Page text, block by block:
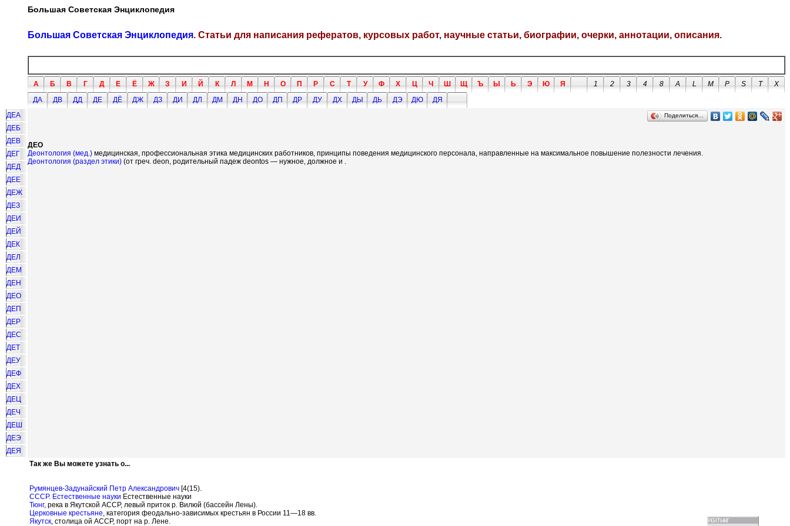
Большая Советская Энциклопедия
Большая Советская Энциклопедия. Статьи для написания рефератов, курсовых работ, научные статьи, биографии, очерки, аннотации, описания.
А Б В Г Д Е Ё Ж З И Й К Л М Н О П Р С Т У Ф Х Ц Ч Ш Щ Ъ Ы Ь Э Ю Я 1 2 3 4 8 A L M P S T
X
ДА
ДВ ДД ДЕ ДЁ ДЖ ДЗ ДИ ДЛ ДМ ДН ДО ДП ДР ДУ ДХ ДЫ ДЬ ДЭ ДЮ
ДЯ
ДЕА
ДЕБ
ДЕВ
ДЕГ
ДЕД
ДЕЕ
ДЕЖ
ДЕЗ
ДЕИ
ДЕЙ
ДЕК
ДЕЛ
ДЕМ
ДЕН
ДЕО
ДЕП
ДЕР
ДЕС
ДЕТ
ДЕУ
ДЕФ
ДЕХ
ДЕЦ
ДЕЧ
ДЕШ
ДЕЭ
ДЕЯ
Поделиться…
ДЕО
Деонтология (мед.) медицинская, профессиональная этика медицинских работников, принципы поведения медицинского персонала, направленные на максимальное повышение полезности лечения.
Деонтология (раздел этики) (от греч. deon, родительный падеж deontos — нужное, должное и .
Так же Вы можете узнать о...
Румянцев-Задунайский Петр Александрович [4(15).
СССР. Естественные науки Естественные науки
Тюнг, река в Якутской АССР, левый приток р. Вилюй (бассейн Лены).
Церковные крестьяне, категория феодально-зависимых крестьян в России 11—18 вв.
Якутск, столица ой АССР, порт на р. Лене.